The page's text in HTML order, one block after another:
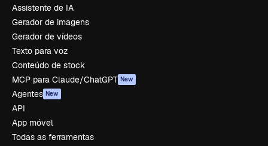
Assistente de IA
Gerador de imagens
Gerador de vídeos
Texto para voz
Conteúdo de stock
MCP para Claude/ChatGPT New
Agentes New
API
App móvel
Todas as ferramentas